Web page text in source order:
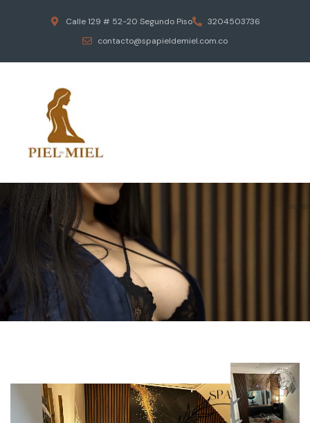
Calle 129 # 52-20 Segundo Piso
3204503736
contacto@spapieldemiel.com.co
ESCAPA DEL ESTRES DIARIO
MASAJES EROTICOS
PIEL DE MIEL